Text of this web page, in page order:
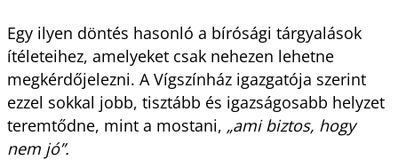
Egy ilyen döntés hasonló a bírósági tárgyalások
ítéleteihez, amelyeket csak nehezen lehetne
megkérdőjelezni. A Vígszínház igazgatója szerint
ezzel sokkal jobb, tisztább és igazságosabb helyzet
teremtődne, mint a mostani, „ami biztos, hogy
nem jó”.